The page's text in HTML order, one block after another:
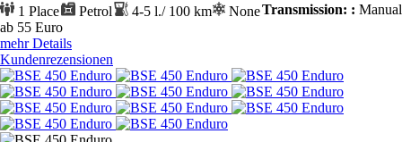
1 Place Petrol 4-5 l./ 100 km NoneTransmission: : Manual
ab 55 Euro
mehr Details
Kundenrezensionen